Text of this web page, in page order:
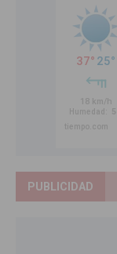
PUBLICIDAD